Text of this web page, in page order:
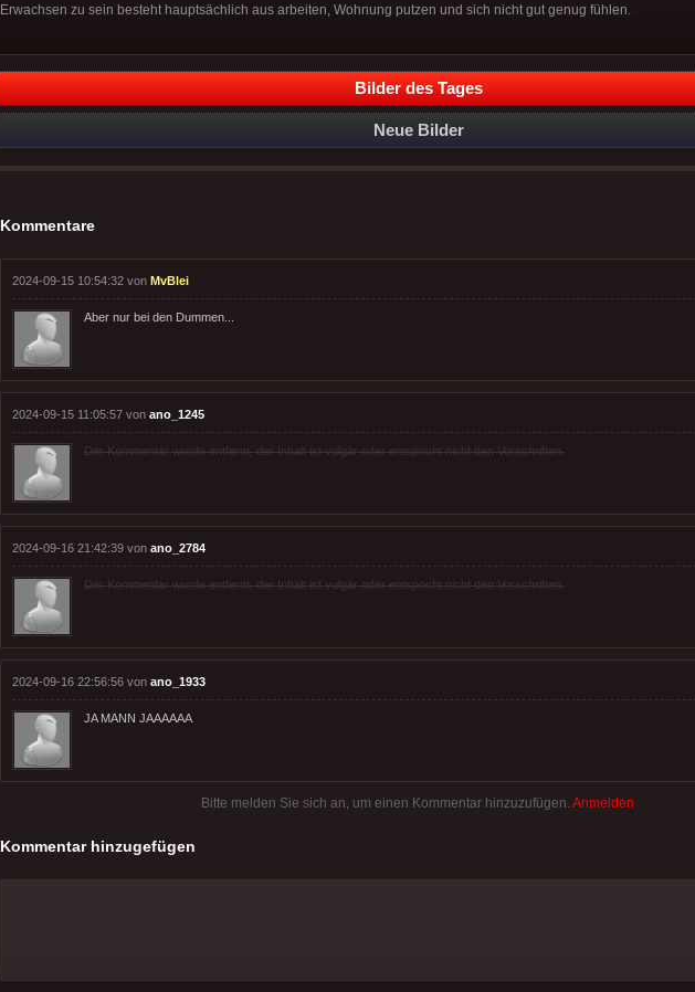
Erwachsen zu sein besteht hauptsächlich aus arbeiten, Wohnung putzen und sich nicht gut genug fühlen.
Bilder des Tages
Neue Bilder
Kommentare
2024-09-15 10:54:32 von MvBlei
Aber nur bei den Dummen...
2024-09-15 11:05:57 von ano_1245
Der Kommentar wurde entfernt, der Inhalt ist vulgär oder entspricht nicht den Vorschriften.
2024-09-16 21:42:39 von ano_2784
Der Kommentar wurde entfernt, der Inhalt ist vulgär oder entspricht nicht den Vorschriften.
2024-09-16 22:56:56 von ano_1933
JA MANN JAAAAAA
Bitte melden Sie sich an, um einen Kommentar hinzuzufügen. Anmelden
Kommentar hinzugefügen